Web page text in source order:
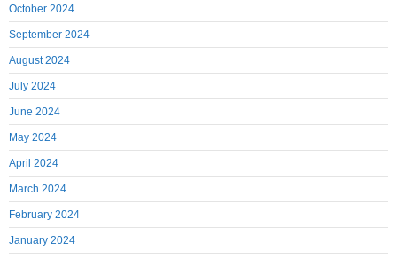
October 2024
September 2024
August 2024
July 2024
June 2024
May 2024
April 2024
March 2024
February 2024
January 2024